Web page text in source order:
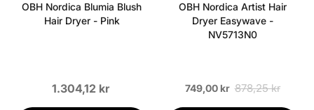
OBH Nordica Blumia Blush
Hair Dryer - Pink
1.304,12 kr
OBH Nordica Artist Hair
Dryer Easywave -
NV5713N0
749,00 kr 878,25 kr